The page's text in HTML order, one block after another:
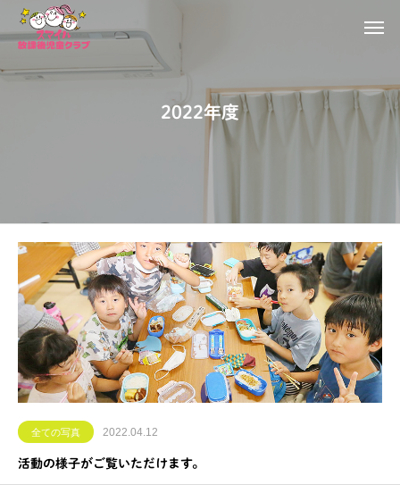
2022年度
全ての写真 2022.04.12
活動の様子がご覧いただけます。